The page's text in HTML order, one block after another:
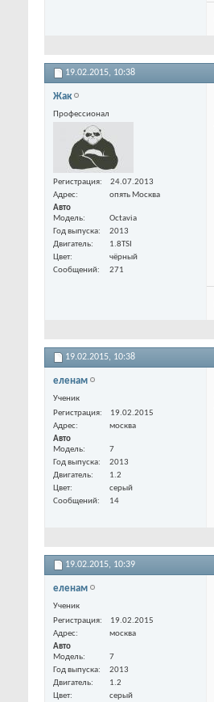
19.02.2015, 10:38
Жак
Профессионал
Регистрация
24.07.2013
Адрес
опять Москва
Авто
Модель
Octavia
Год выпуска
2013
Двигатель
1.8TSI
Цвет
чёрный
Сообщений
271
19.02.2015, 10:38
еленам
Ученик
Регистрация
19.02.2015
Адрес
москва
Авто
Модель
7
Год выпуска
2013
Двигатель
1.2
Цвет
серый
Сообщений
14
19.02.2015, 10:39
еленам
Ученик
Регистрация
19.02.2015
Адрес
москва
Авто
Модель
7
Год выпуска
2013
Двигатель
1.2
Цвет
серый